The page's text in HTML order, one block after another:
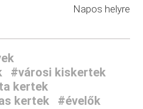
Napos helyre
#városi kiskertek
kertek
kertek
#évelők